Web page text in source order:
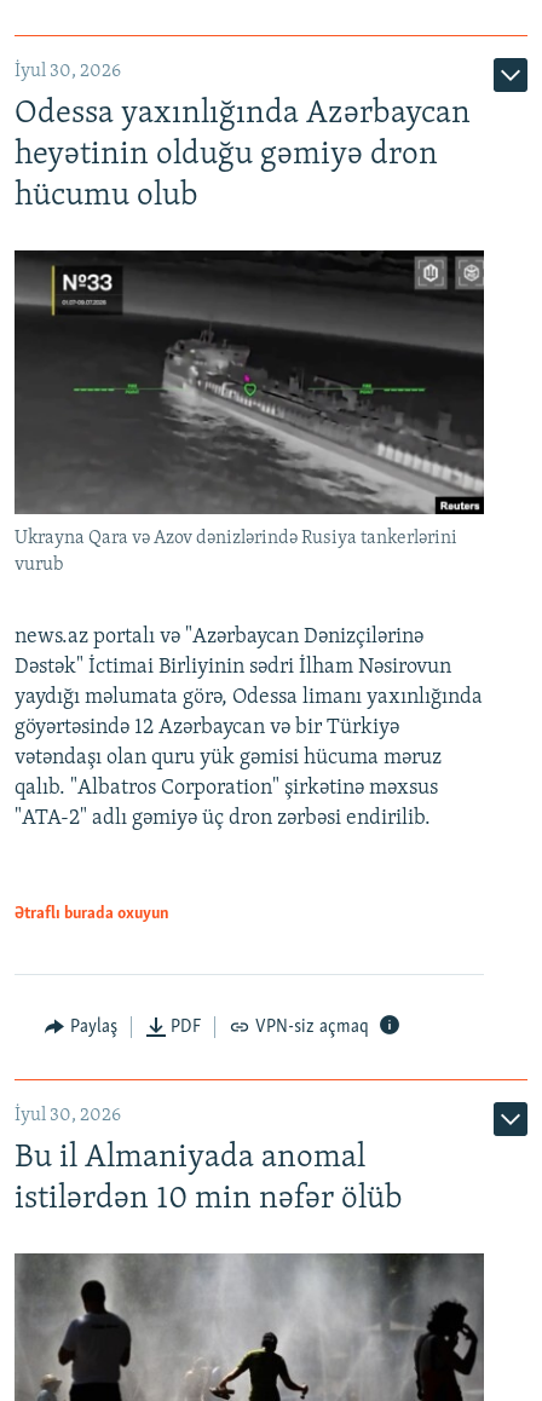
İyul 30, 2026
Odessa yaxınlığında Azərbaycan
heyətinin olduğu gəmiyə dron
hücumu olub
Ukrayna Qara və Azov dənizlərində Rusiya tankerlərini
vurub
news.az portalı və "Azərbaycan Dənizçilərinə
Dəstək" İctimai Birliyinin sədri İlham Nəsirovun
yaydığı məlumata görə, Odessa limanı yaxınlığında
göyərtəsində 12 Azərbaycan və bir Türkiyə
vətəndaşı olan quru yük gəmisi hücuma məruz
qalıb. "Albatros Corporation" şirkətinə məxsus
"ATA-2" adlı gəmiyə üç dron zərbəsi endirilib.
Ətraflı burada oxuyun
Paylaş PDF VPN-siz açmaq
İyul 30, 2026
Bu il Almaniyada anomal
istilərdən 10 min nəfər ölüb